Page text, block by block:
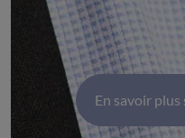
Commission 6 :
et innovation
En savoir plus